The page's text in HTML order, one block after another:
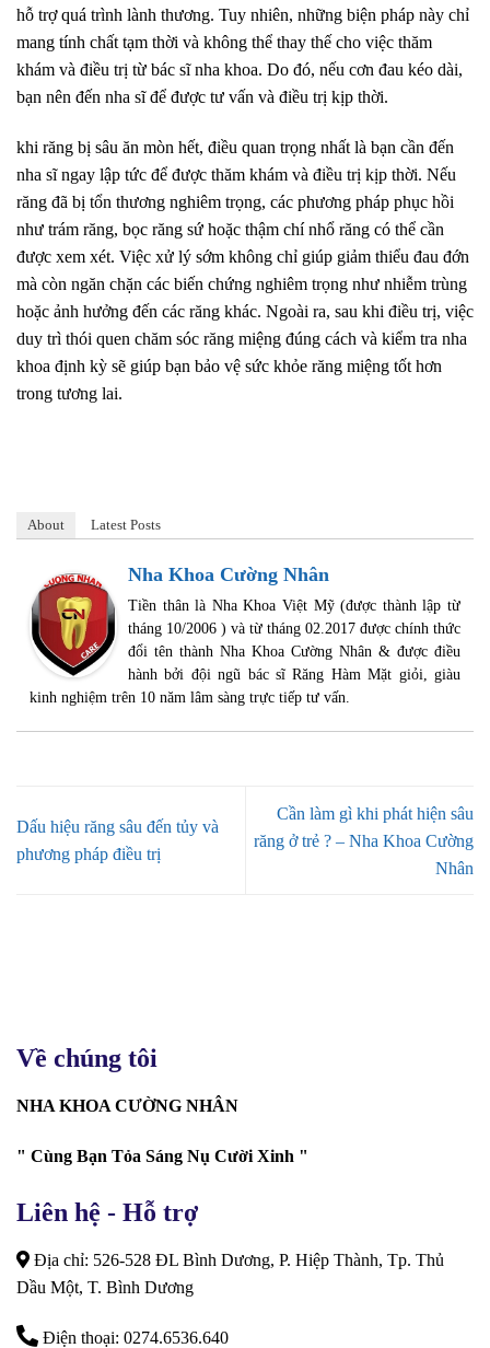
hỗ trợ quá trình lành thương. Tuy nhiên, những biện pháp này chỉ
mang tính chất tạm thời và không thể thay thế cho việc thăm
khám và điều trị từ bác sĩ nha khoa. Do đó, nếu cơn đau kéo dài,
bạn nên đến nha sĩ để được tư vấn và điều trị kịp thời.
khi răng bị sâu ăn mòn hết, điều quan trọng nhất là bạn cần đến
nha sĩ ngay lập tức để được thăm khám và điều trị kịp thời. Nếu
răng đã bị tổn thương nghiêm trọng, các phương pháp phục hồi
như trám răng, bọc răng sứ hoặc thậm chí nhổ răng có thể cần
được xem xét. Việc xử lý sớm không chỉ giúp giảm thiểu đau đớn
mà còn ngăn chặn các biến chứng nghiêm trọng như nhiễm trùng
hoặc ảnh hưởng đến các răng khác. Ngoài ra, sau khi điều trị, việc
duy trì thói quen chăm sóc răng miệng đúng cách và kiểm tra nha
khoa định kỳ sẽ giúp bạn bảo vệ sức khỏe răng miệng tốt hơn
trong tương lai.
About Latest Posts
Nha Khoa Cường Nhân
Tiền thân là Nha Khoa Việt Mỹ (được thành lập từ
tháng 10/2006 ) và từ tháng 02.2017 được chính thức
đổi tên thành Nha Khoa Cường Nhân & được điều
hành bởi đội ngũ bác sĩ Răng Hàm Mặt giỏi, giàu
kinh nghiệm trên 10 năm lâm sàng trực tiếp tư vấn.
Dấu hiệu răng sâu đến tủy và
phương pháp điều trị
Cần làm gì khi phát hiện sâu
răng ở trẻ ? – Nha Khoa Cường
Nhân
Về chúng tôi
NHA KHOA CƯỜNG NHÂN
" Cùng Bạn Tỏa Sáng Nụ Cười Xinh "
Liên hệ - Hỗ trợ
Địa chỉ: 526-528 ĐL Bình Dương, P. Hiệp Thành, Tp. Thủ
Dầu Một, T. Bình Dương
Điện thoại: 0274.6536.640